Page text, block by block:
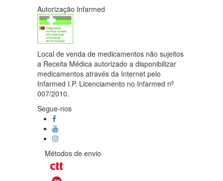
Autorização Infarmed
Local de venda de medicamentos não sujeitos
a Receita Médica autorizado a disponibilizar
medicamentos através da Internet pelo
Infarmed I.P. Licenciamento no Infarmed nº
007/2010.
Segue-nos
Métodos de envio